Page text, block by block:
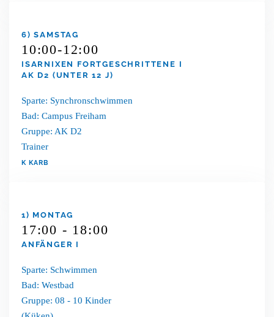
6) SAMSTAG
10:00-12:00
ISARNIXEN FORTGESCHRITTENE I
AK D2 (UNTER 12 J)
Sparte: Synchronschwimmen
Bad: Campus Freiham
Gruppe: AK D2
Trainer
K KARB
1) MONTAG
17:00 - 18:00
ANFÄNGER I
Sparte: Schwimmen
Bad: Westbad
Gruppe: 08 - 10 Kinder